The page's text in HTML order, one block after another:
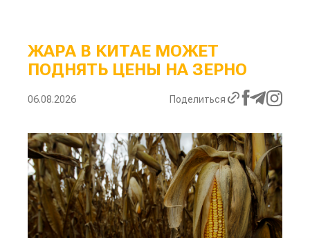
ЖАРА В КИТАЕ МОЖЕТ
ПОДНЯТЬ ЦЕНЫ НА ЗЕРНО
06.08.2026 Поделиться